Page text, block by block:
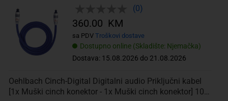
(0)
Dostupno online (Skladište: Njemačka)
Dostava: 15.08.2026 do 21.08.2026
360.00 KM
sa PDV Troškovi dostave
Oehlbach Cinch-Digital Digitalni audio Priključni kabel
[1x Muški cinch konektor - 1x Muški cinch konektor] 10